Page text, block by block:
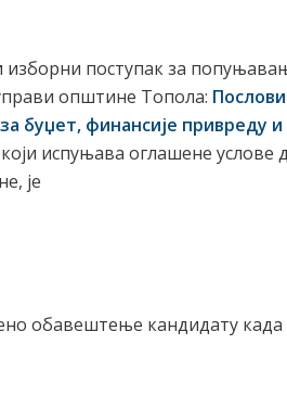
поступак за
општине Топола:
буџет, финансије привреду
испуњава оглашене услове
је
обавештење кандидату